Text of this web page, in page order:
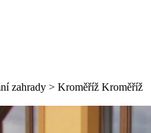
zahrady > Kroměříž Kroměříž